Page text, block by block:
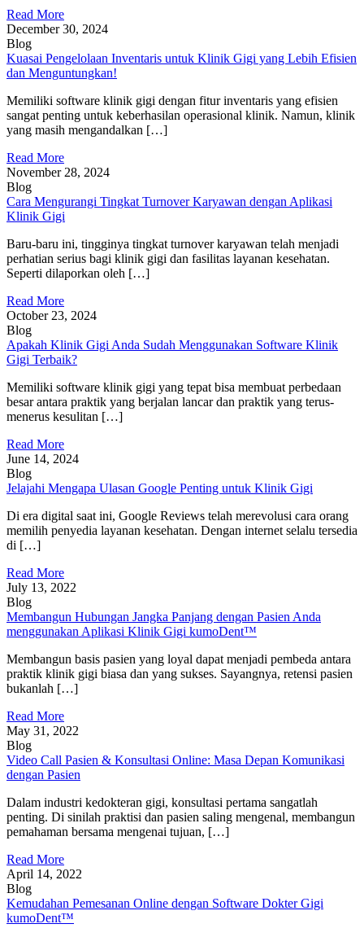
Read More
December 30, 2024
Blog
Kuasai Pengelolaan Inventaris untuk Klinik Gigi yang Lebih Efisien
dan Menguntungkan!
Memiliki software klinik gigi dengan fitur inventaris yang efisien
sangat penting untuk keberhasilan operasional klinik. Namun, klinik
yang masih mengandalkan […]
Read More
November 28, 2024
Blog
Cara Mengurangi Tingkat Turnover Karyawan dengan Aplikasi
Klinik Gigi
Baru-baru ini, tingginya tingkat turnover karyawan telah menjadi
perhatian serius bagi klinik gigi dan fasilitas layanan kesehatan.
Seperti dilaporkan oleh […]
Read More
October 23, 2024
Blog
Apakah Klinik Gigi Anda Sudah Menggunakan Software Klinik
Gigi Terbaik?
Memiliki software klinik gigi yang tepat bisa membuat perbedaan
besar antara praktik yang berjalan lancar dan praktik yang terus-
menerus kesulitan […]
Read More
June 14, 2024
Blog
Jelajahi Mengapa Ulasan Google Penting untuk Klinik Gigi
Di era digital saat ini, Google Reviews telah merevolusi cara orang
memilih penyedia layanan kesehatan. Dengan internet selalu tersedia
di […]
Read More
July 13, 2022
Blog
Membangun Hubungan Jangka Panjang dengan Pasien Anda
menggunakan Aplikasi Klinik Gigi kumoDent™
Membangun basis pasien yang loyal dapat menjadi pembeda antara
praktik klinik gigi biasa dan yang sukses. Sayangnya, retensi pasien
bukanlah […]
Read More
May 31, 2022
Blog
Video Call Pasien & Konsultasi Online: Masa Depan Komunikasi
dengan Pasien
Dalam industri kedokteran gigi, konsultasi pertama sangatlah
penting. Di sinilah praktisi dan pasien saling mengenal, membangun
pemahaman bersama mengenai tujuan, […]
Read More
April 14, 2022
Blog
Kemudahan Pemesanan Online dengan Software Dokter Gigi
kumoDent™